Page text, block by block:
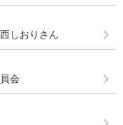
しおりさん
会